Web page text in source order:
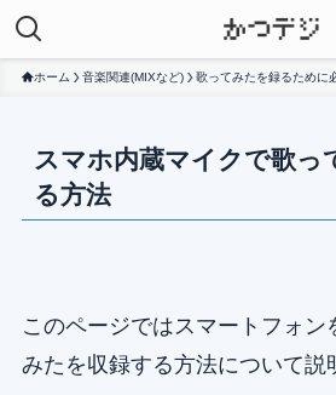
ホーム 音楽関連(MIXなど) 歌ってみたを録るために
スマホ内蔵マイクで歌っ
る方法
このページではスマートフォン
みたを収録する方法について説